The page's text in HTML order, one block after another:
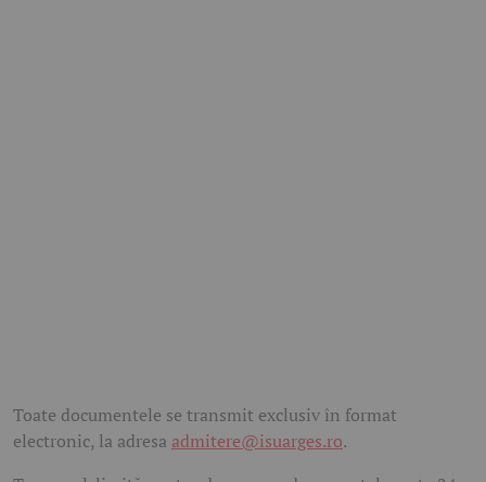
Toate documentele se transmit exclusiv în format
electronic, la adresa admitere@isuarges.ro.